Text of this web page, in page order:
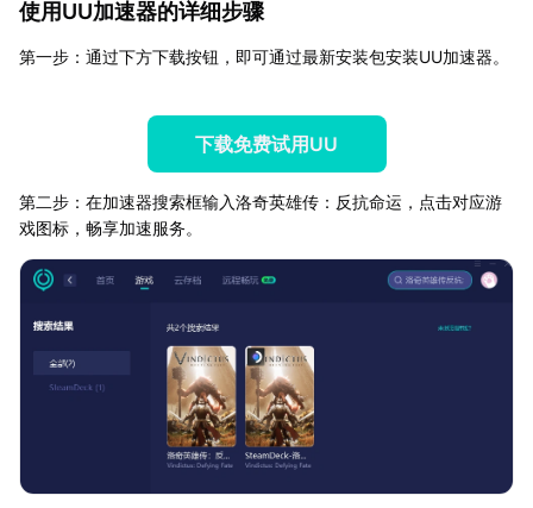
使用UU加速器的详细步骤
第一步：通过下方下载按钮，即可通过最新安装包安装UU加速器。
下载免费试用UU
第二步：在加速器搜索框输入洛奇英雄传：反抗命运，点击对应游
戏图标，畅享加速服务。